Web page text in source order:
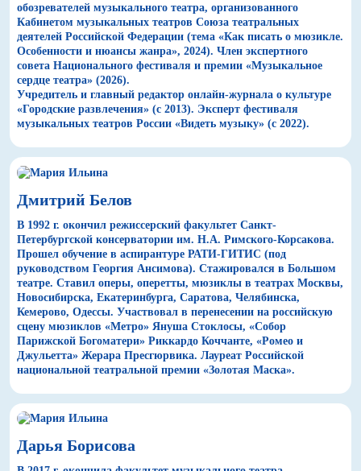
обозревателей музыкального театра, организованного
Кабинетом музыкальных театров Союза театральных
деятелей Российской Федерации (тема «Как писать о мюзикле.
Особенности и нюансы жанра», 2024). Член экспертного
совета Национального фестиваля и премии «Музыкальное
сердце театра» (2026).
Учредитель и главный редактор онлайн-журнала о культуре
«Городские развлечения» (с 2013). Эксперт фестиваля
музыкальных театров России «Видеть музыку» (с 2022).
Дмитрий Белов
В 1992 г. окончил режиссерский факультет Санкт-
Петербургской консерватории им. Н.А. Римского-Корсакова.
Прошел обучение в аспирантуре РАТИ-ГИТИС (под
руководством Георгия Ансимова). Стажировался в Большом
театре. Ставил оперы, оперетты, мюзиклы в театрах Москвы,
Новосибирска, Екатеринбурга, Саратова, Челябинска,
Кемерово, Одессы. Участвовал в перенесении на российскую
сцену мюзиклов «Метро» Януша Стоклосы, «Собор
Парижской Богоматери» Риккардо Коччанте, «Ромео и
Джульетта» Жерара Пресгюрвика. Лауреат Российской
национальной театральной премии «Золотая Маска».
Дарья Борисова